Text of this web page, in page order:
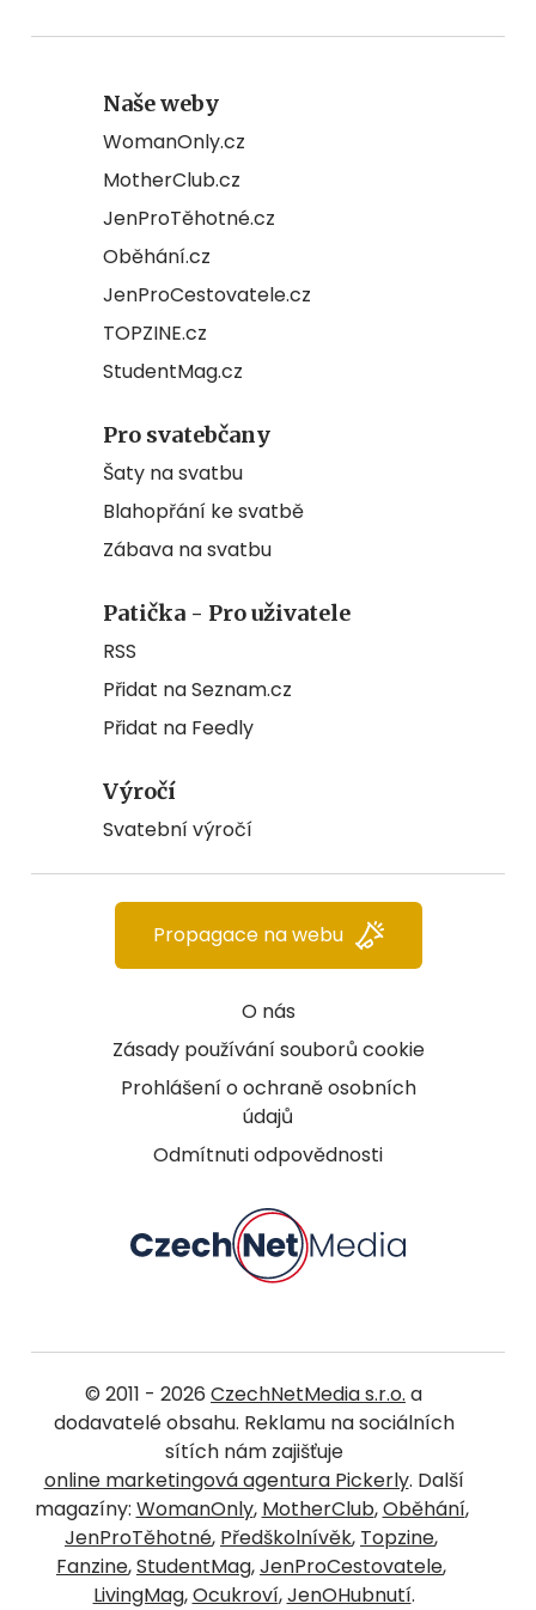
Naše weby
WomanOnly.cz
MotherClub.cz
JenProTěhotné.cz
Oběhání.cz
JenProCestovatele.cz
TOPZINE.cz
StudentMag.cz
Pro svatebčany
Šaty na svatbu
Blahopřání ke svatbě
Zábava na svatbu
Patička - Pro uživatele
RSS
Přidat na Seznam.cz
Přidat na Feedly
Výročí
Svatební výročí
O nás
Zásady používání souborů cookie
Prohlášení o ochraně osobních
údajů
Odmítnuti odpovědnosti
Propagace na webu
© 2011 - 2026 CzechNetMedia s.r.o. a
dodavatelé obsahu. Reklamu na sociálních
sítích nám zajišťuje
online marketingová agentura Pickerly. Další
magazíny: WomanOnly, MotherClub,Oběhání,
JenProTěhotné, Předškolnívěk, Topzine,
Fanzine,StudentMag,JenProCestovatele,
LivingMag,Ocukroví,JenOHubnutí.